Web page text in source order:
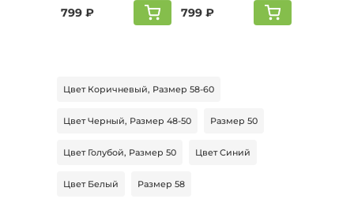
799 ₽ 799 ₽
Цвет Коричневый, Размер 58-60
Цвет Черный, Размер 48-50 Размер 50
Цвет Голубой, Размер 50 Цвет Синий
Цвет Белый Размер 58